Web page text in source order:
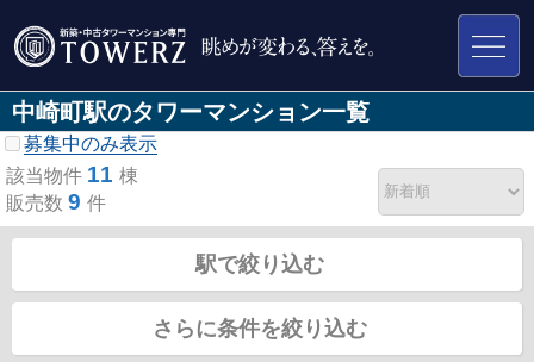
中崎町駅のタワーマンション一覧
募集中のみ表示
該当物件 11 棟
販売数 9 件
駅で絞り込む
さらに条件を絞り込む